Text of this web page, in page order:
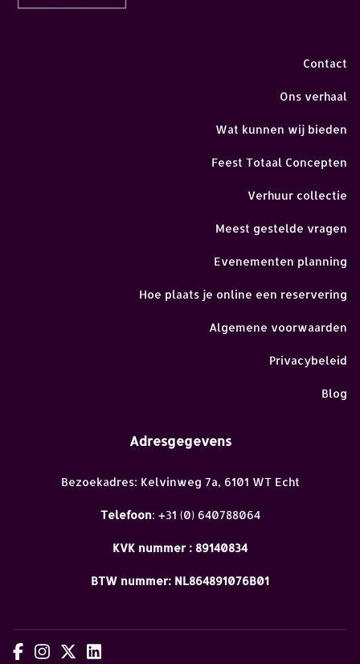
Contact
Ons verhaal
Wat kunnen wij bieden
Feest Totaal Concepten
Verhuur collectie
Meest gestelde vragen
Evenementen planning
Hoe plaats je online een reservering
Algemene voorwaarden
Privacybeleid
Blog
Adresgegevens
Bezoekadres: Kelvinweg 7a, 6101 WT Echt
Telefoon: +31 (0) 640788064
KVK nummer : 89140834
BTW nummer: NL864891076B01